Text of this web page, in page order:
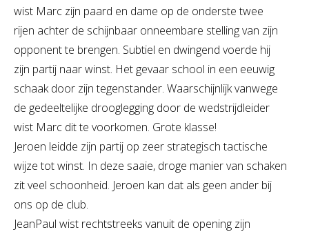
wist Marc zijn paard en dame op de onderste twee
rijen achter de schijnbaar onneembare stelling van zijn
opponent te brengen. Subtiel en dwingend voerde hij
zijn partij naar winst. Het gevaar school in een eeuwig
schaak door zijn tegenstander. Waarschijnlijk vanwege
de gedeeltelijke drooglegging door de wedstrijdleider
wist Marc dit te voorkomen. Grote klasse!
Jeroen leidde zijn partij op zeer strategisch tactische
wijze tot winst. In deze saaie, droge manier van schaken
zit veel schoonheid. Jeroen kan dat als geen ander bij
ons op de club.
JeanPaul wist rechtstreeks vanuit de opening zijn